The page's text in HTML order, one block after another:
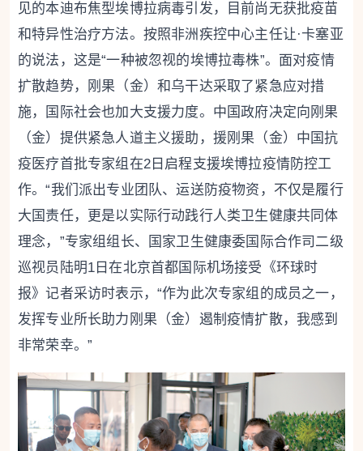
见的本迪布焦型埃博拉病毒引发，目前尚无获批疫苗
和特异性治疗方法。按照非洲疾控中心主任让·卡塞亚
的说法，这是“一种被忽视的埃博拉毒株”。面对疫情
扩散趋势，刚果（金）和乌干达采取了紧急应对措
施，国际社会也加大支援力度。中国政府决定向刚果
（金）提供紧急人道主义援助，援刚果（金）中国抗
疫医疗首批专家组在2日启程支援埃博拉疫情防控工
作。“我们派出专业团队、运送防疫物资，不仅是履行
大国责任，更是以实际行动践行人类卫生健康共同体
理念，”专家组组长、国家卫生健康委国际合作司二级
巡视员陆明1日在北京首都国际机场接受《环球时
报》记者采访时表示，“作为此次专家组的成员之一，
发挥专业所长助力刚果（金）遏制疫情扩散，我感到
非常荣幸。”